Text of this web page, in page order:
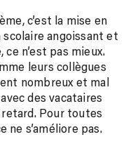
c’est la mise en
scolaire angoissant et
n’est pas mieux.
leurs collègues
nombreux et mal
des vacataires
Pour toutes
ne s’améliore pas.